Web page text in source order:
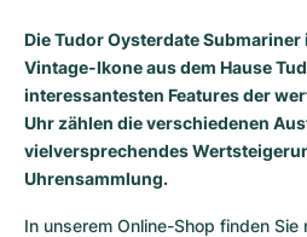
Milgauss
Oyster Perpetual
Yacht-Master
Damenuhren
Ronde
Rotonde
Crash
Professional
Bentley
Transocean
Formula 1
Grand Carrera
Gebraucht
Portofino
Portugieser
Da Vinci
Spirit of Big Bang
King Power
Gebraucht
Die Tudor Oysterdate
Vintage-Ikone aus dem Hause
interessantesten Features der
Uhr zählen die verschiedenen
vielversprechendes
Uhrensammlung.
In unserem Online-Shop finden Sie